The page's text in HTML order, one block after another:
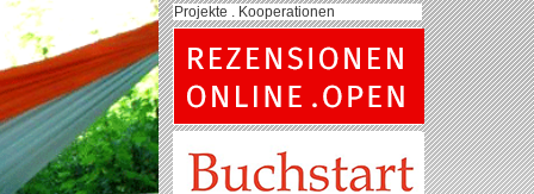
Projekte . Kooperationen